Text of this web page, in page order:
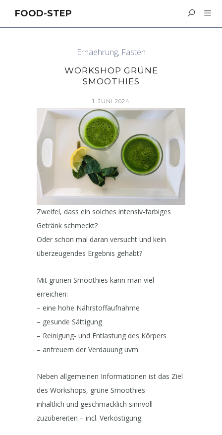
FOOD-STEP
Ernaehrung, Fasten
WORKSHOP GRÜNE
SMOOTHIES
1. JUNI 2024
Zweifel, dass ein solches intensiv-farbiges
Getränk schmeckt?
Oder schon mal daran versucht und kein
überzeugendes Ergebnis gehabt?
Mit grünen Smoothies kann man viel
erreichen:
– eine hohe Nährstoffaufnahme
– gesunde Sättigung
– Reinigung- und Entlastung des Körpers
– anfreuern der Verdauung uvm.
Neben allgemeinen Informationen ist das Ziel
des Workshops, grüne Smoothies
inhaltlich und geschmacklich sinnvoll
zuzubereiten – incl. Verköstigung.